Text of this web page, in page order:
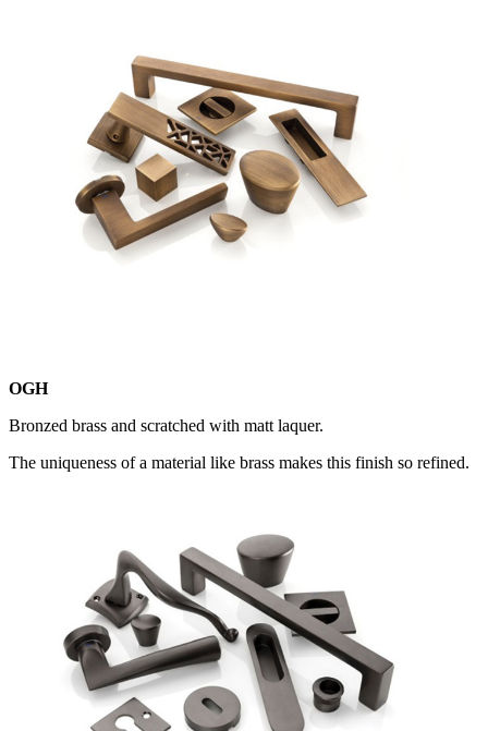
OGH
Bronzed brass and scratched with matt laquer.
The uniqueness of a material like brass makes this finish so refined.